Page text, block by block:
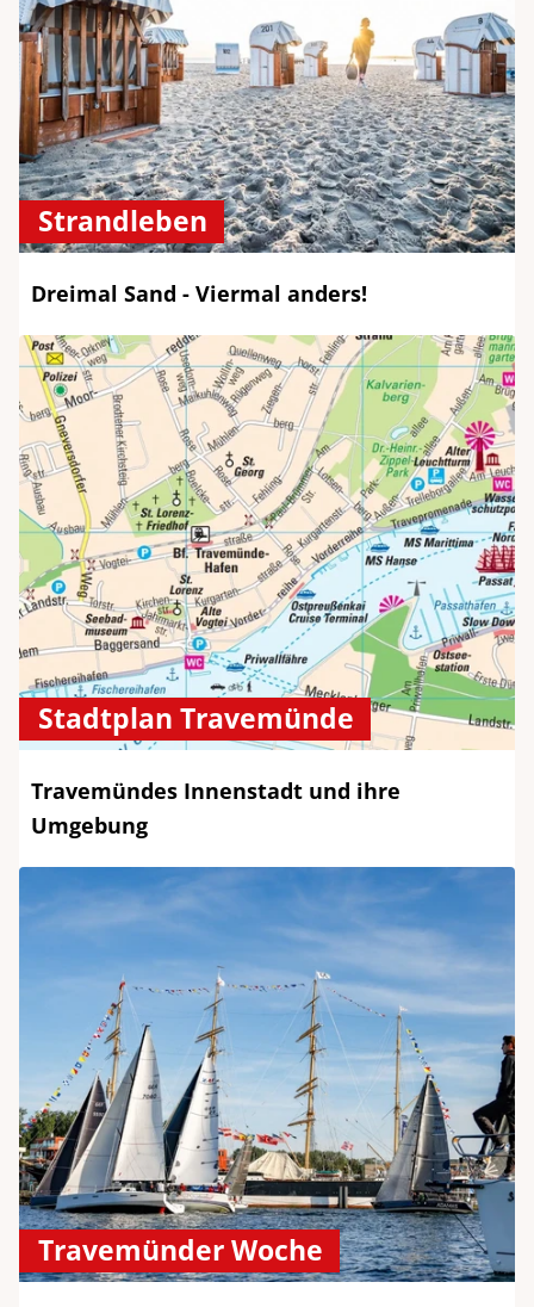
Strandleben
Dreimal Sand - Viermal anders!
Stadtplan Travemünde
Travemündes Innenstadt und ihre
Umgebung
Travemünder Woche